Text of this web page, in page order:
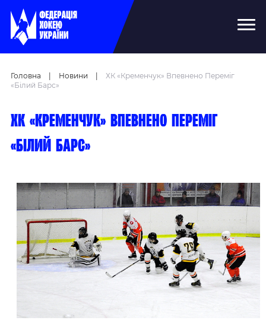
Головна Новини
ХК «Кременчук» Впевнено Переміг
«Білий Барс»
ХК «Кременчук» впевнено переміг
«Білий Барс»